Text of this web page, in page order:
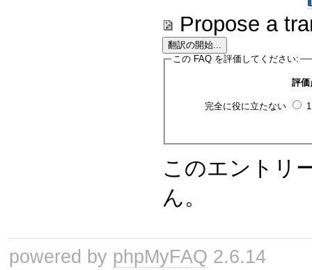
Propose a
この FAQ を評価してください:
評価
完全に役に立たない
このエントリ
ん。
powered by phpMyFAQ 2.6.14